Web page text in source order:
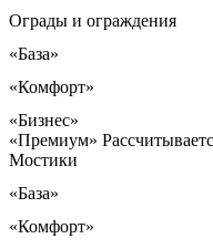
Ограды и ограждения
«База»
«Комфорт»
«Бизнес»
«Премиум»
Мостики
«База»
«Комфорт»